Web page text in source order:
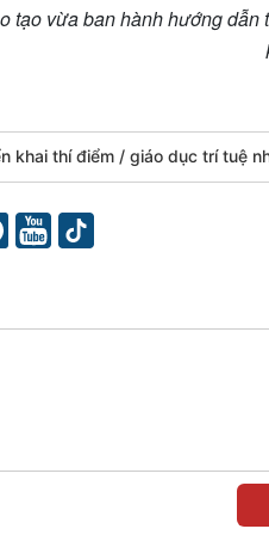
tạo vừa ban hành hướng
khai thí điểm giáo dục trí tuệ